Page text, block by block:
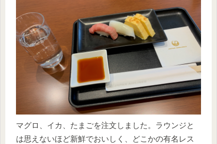
マグロ、イカ、たまごを注文しました。ラウンジと
は思えないほど新鮮でおいしく、どこかの有名レス